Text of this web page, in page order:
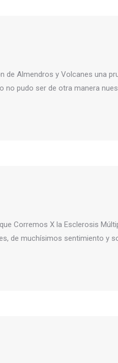
de Almendros y Volcanes una
no pudo ser de otra manera
Corremos X la Esclerosis
de muchísimos sentimiento y